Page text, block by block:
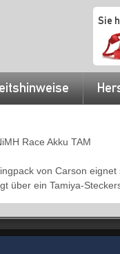
Sie
Race Akku TAM
von Carson
über ein Tamiya-